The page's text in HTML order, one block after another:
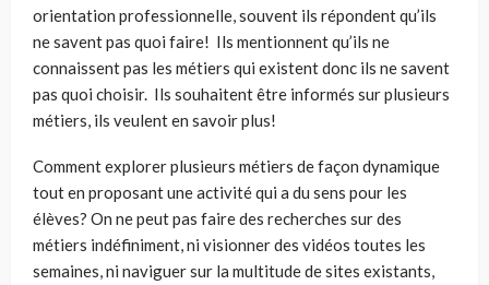
orientation professionnelle, souvent ils répondent qu’ils
ne savent pas quoi faire! Ils mentionnent qu’ils ne
connaissent pas les métiers qui existent donc ils ne savent
pas quoi choisir. Ils souhaitent être informés sur plusieurs
métiers, ils veulent en savoir plus!
Comment explorer plusieurs métiers de façon dynamique
tout en proposant une activité qui a du sens pour les
élèves? On ne peut pas faire des recherches sur des
métiers indéfiniment, ni visionner des vidéos toutes les
semaines, ni naviguer sur la multitude de sites existants,